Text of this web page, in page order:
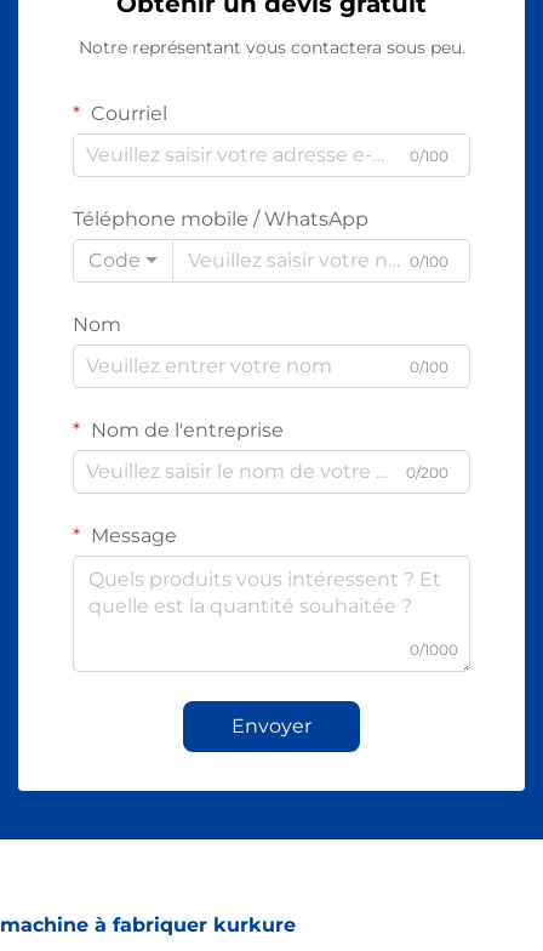
Notre représentant vous contactera sous peu.
Courriel
0/100
Téléphone mobile / WhatsApp
Code
0/100
Nom
0/100
Nom de l'entreprise
0/200
Message
0/1000
Envoyer
machine à fabriquer kurkure